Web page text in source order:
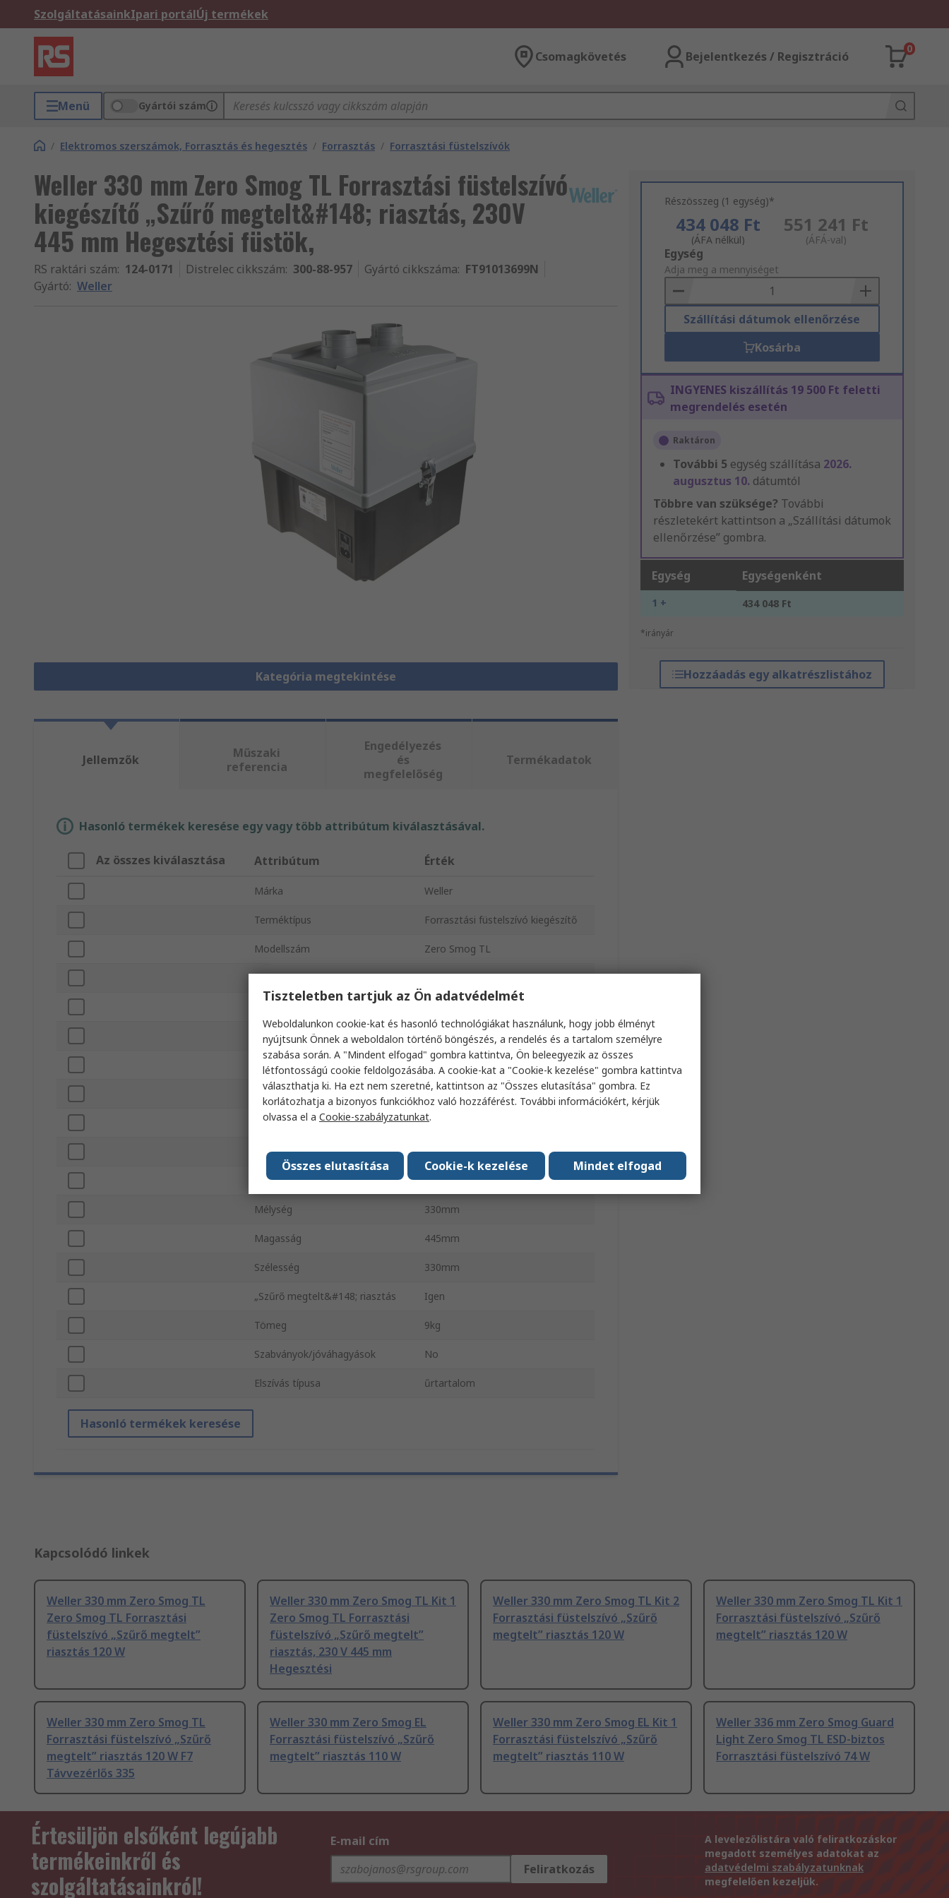
SzolgáltatásainkIpari portálÚj termékek
Csomagkövetés Bejelentkezés / Regisztráció
0
Menü Gyártói szám
/ Elektromos szerszámok, Forrasztás és hegesztés / Forrasztás / Forrasztási füstelszívók
Weller 330 mm Zero Smog TL Forrasztási füstelszívó
kiegészítő „Szűrő megtelt&#148; riasztás, 230V
445 mm Hegesztési füstök,
RS raktári szám: 124-0171 Distrelec cikkszám: 300-88-957 Gyártó cikkszáma: FT91013699N
Gyártó: Weller
Kategória megtekintése
Részösszeg (1 egység)*
434 048 Ft
(ÁFA nélkül)
551 241 Ft
(ÁFÁ-val)
Add
to
Basket
Egység
Adja meg a mennyiséget
Szállítási dátumok ellenőrzése
Kosárba
INGYENES kiszállítás 19 500 Ft feletti
megrendelés esetén
Raktáron
További 5 egység szállítása 2026.
augusztus 10. dátumtól
Többre van szüksége? További
részletekért kattintson a „Szállítási dátumok
ellenőrzése” gombra.
Egység Egységenként
1 + 434 048 Ft
*irányár
Hozzáadás egy alkatrészlistához
Jellemzők
Műszaki
referencia
Engedélyezés
és
megfelelőség
Termékadatok
Hasonló termékek keresése egy vagy több attribútum kiválasztásával.
Az összes kiválasztása Attribútum Érték
Márka Weller
Terméktípus Forrasztási füstelszívó kiegészítő
Modellszám Zero Smog TL
Előszűrő típusa F7
Zajszint 50dBA
Feszültség 230V
Névleges teljesítmény 120W
ESD-biztos Nem
Távvezérlős Igen
Maximális légsebesség 190m³/h
Mélység 330mm
Magasság 445mm
Szélesség 330mm
„Szűrő megtelt&#148; riasztás Igen
Tömeg 9kg
Szabványok/jóváhagyások No
Elszívás típusa űrtartalom
Hasonló termékek keresése
Kapcsolódó linkek
Weller 330 mm Zero Smog TL
Zero Smog TL Forrasztási
füstelszívó „Szűrő megtelt”
riasztás 120 W
Weller 330 mm Zero Smog TL Kit 1
Zero Smog TL Forrasztási
füstelszívó „Szűrő megtelt”
riasztás, 230 V 445 mm
Hegesztési
Weller 330 mm Zero Smog TL Kit 2
Forrasztási füstelszívó „Szűrő
megtelt” riasztás 120 W
Weller 330 mm Zero Smog TL Kit 1
Forrasztási füstelszívó „Szűrő
megtelt” riasztás 120 W
Weller 330 mm Zero Smog TL
Forrasztási füstelszívó „Szűrő
megtelt” riasztás 120 W F7
Távvezérlős 335
Weller 330 mm Zero Smog EL
Forrasztási füstelszívó „Szűrő
megtelt” riasztás 110 W
Weller 330 mm Zero Smog EL Kit 1
Forrasztási füstelszívó „Szűrő
megtelt” riasztás 110 W
Weller 336 mm Zero Smog Guard
Light Zero Smog TL ESD-biztos
Forrasztási füstelszívó 74 W
Értesüljön elsőként legújabb
termékeinkről és
szolgáltatásainkról!
E-mail cím
Feliratkozás
A levelezőlistára való feliratkozáskor
megadott személyes adatokat az
adatvédelmi szabályzatunknak
megfelelően kezeljük.
Tiszteletben tartjuk az Ön adatvédelmét
Weboldalunkon cookie-kat és hasonló technológiákat használunk, hogy jobb élményt
nyújtsunk Önnek a weboldalon történő böngészés, a rendelés és a tartalom személyre
szabása során. A "Mindent elfogad" gombra kattintva, Ön beleegyezik az összes
létfontosságú cookie feldolgozásába. A cookie-kat a "Cookie-k kezelése" gombra kattintva
választhatja ki. Ha ezt nem szeretné, kattintson az "Összes elutasítása" gombra. Ez
korlátozhatja a bizonyos funkciókhoz való hozzáférést. További információkért, kérjük
olvassa el a Cookie-szabályzatunkat.
Mindet elfogad
Cookie-k kezelése
Összes elutasítása